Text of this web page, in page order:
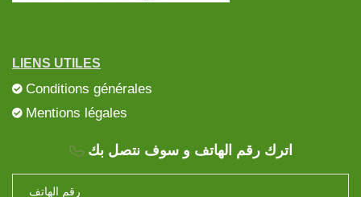
LIENS UTILES
Conditions générales
Mentions légales
اترك رقم الهاتف و سوف نتصل بك